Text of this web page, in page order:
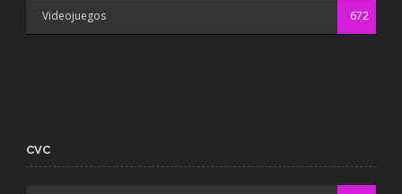
Videojuegos 672
CVC